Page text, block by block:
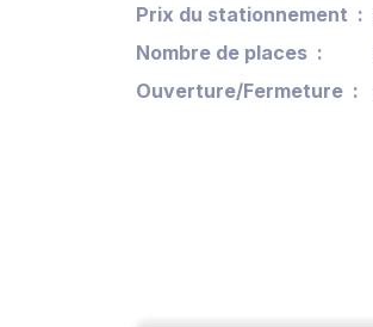
Prix du stationnement
Nombre de places
Ouverture/Fermeture